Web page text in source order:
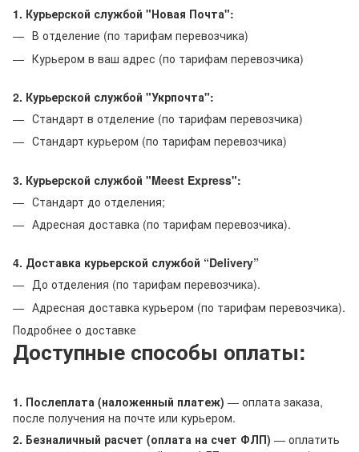
1. Курьерской службой "Новая Почта":
В отделение (по тарифам перевозчика)
Курьером в ваш адрес (по тарифам перевозчика)
2. Курьерской службой "Укрпочта":
Стандарт в отделение (по тарифам перевозчика)
Стандарт курьером (по тарифам перевозчика)
3. Курьерской службой "Meest Express":
Стандарт до отделения;
Адресная доставка (по тарифам перевозчика).
4. Доставка курьерской службой “Delivery”
До отделения (по тарифам перевозчика).
Адресная доставка курьером (по тарифам перевозчика).
Подробнее о доставке
Доступные способы оплаты:
1. Послеплата (наложенный платеж) — оплата заказа,
после получения на почте или курьером.
2. Безналичный расчет (оплата на счет ФЛП) — оплатить